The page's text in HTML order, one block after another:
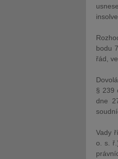
bodu
řád,
§ 239
dne
Vady
o. s.